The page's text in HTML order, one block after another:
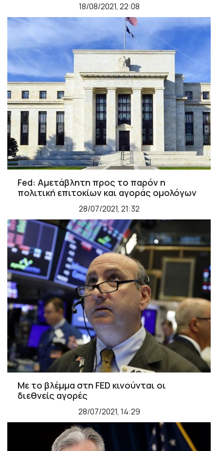
18/08/2021, 22:08
Fed: Αμετάβλητη προς το παρόν η
πολιτική επιτοκίων και αγοράς ομολόγων
28/07/2021, 21:32
Με το βλέμμα στη FED κινούνται οι
διεθνείς αγορές
28/07/2021, 14:29